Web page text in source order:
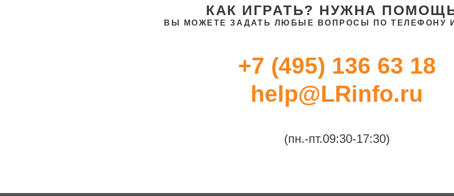
КАК ИГРАТЬ? НУЖНА
ВЫ МОЖЕТЕ ЗАДАТЬ ЛЮБЫЕ ВОПРОСЫ ПО ТЕЛЕФОНУ
+7 (495) 136 63 18
help@LRinfo.ru
(пн.-пт.09:30-17:30)